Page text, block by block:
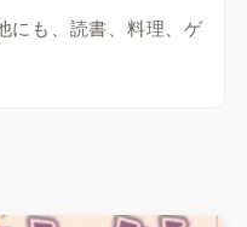
にも、読書、料理、ゲ